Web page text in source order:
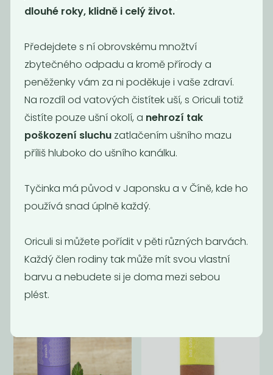
229Kč 229Kč
pomeranč &
eukalyptus
229 Kč
tree and...
229Kč
dlouhé roky, klidně i celý život.
Předejdete s ní obrovskému množtví
zbytečného odpadu a kromě přírody a
peněženky vám za ni poděkuje i vaše zdraví.
Na rozdíl od vatových čistítek uší, s Oriculi totiž
čistíte pouze ušní okolí, a nehrozí tak
poškození sluchu zatlačením ušního mazu
příliš hluboko do ušního kanálku.
Tyčinka má původ v Japonsku a v Číně, kde ho
používá snad úplně každý.
Oriculi si můžete pořídit v pěti různých barvách.
Každý člen rodiny tak může mít svou vlastní
barvu a nebudete si je doma mezi sebou
plést.